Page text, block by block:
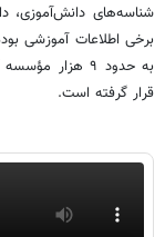
شناسه‌های دانش‌آموزی،
برخی اطلاعات آموزشی
به حدود ۹
قرار گرفته است.